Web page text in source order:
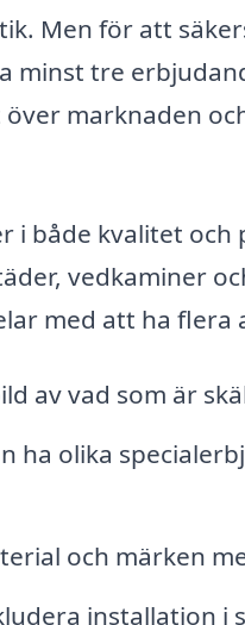
Men för att
minst tre
marknaden
i både kvalitet och
vedkaminer
med att ha flera
av vad som är
ha olika
och märken
installation i